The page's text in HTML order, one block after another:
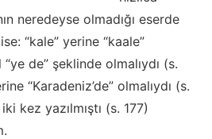
neredeyse olmadığı eserde
“kale” yerine “kaale”
“ye de” şeklinde olmalıydı (s.
“Karadeniz’de” olmalıydı (s.
kez yazılmıştı (s. 177)